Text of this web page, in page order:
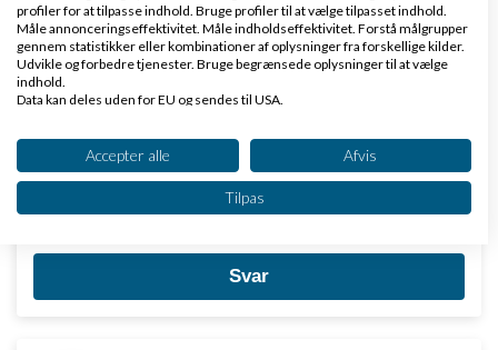
Tak for input alle sammen.
Jeg synes der kom en rigtig god og fin liste ud af det
Svar
profiler for at tilpasse indhold. Bruge profiler til at vælge tilpasset indhold.
Måle annonceringseffektivitet. Måle indholdseffektivitet. Forstå målgrupper
gennem statistikker eller kombinationer af oplysninger fra forskellige kilder.
Udvikle og forbedre tjenester. Bruge begrænsede oplysninger til at vælge
indhold.
Data kan deles uden for EU og sendes til USA.
Se partnerliste (2 IAB-leverandører)
Vi bruger dine data til følgende formål:
IAB's behandlingsformål:
Accepter alle Afvis
Tilpas